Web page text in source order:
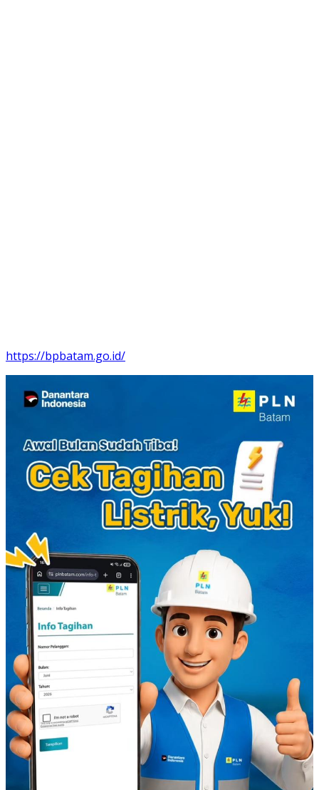
https://bpbatam.go.id/